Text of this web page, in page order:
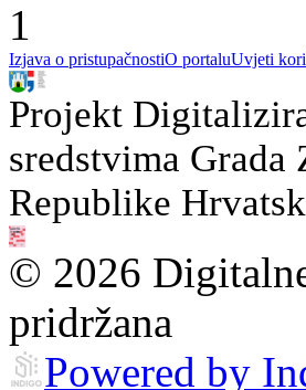
1
Izjava o pristupačnostiO portaluUvjeti
Projekt
sredstvima
Republike
© 2026
pridržana
Powered by